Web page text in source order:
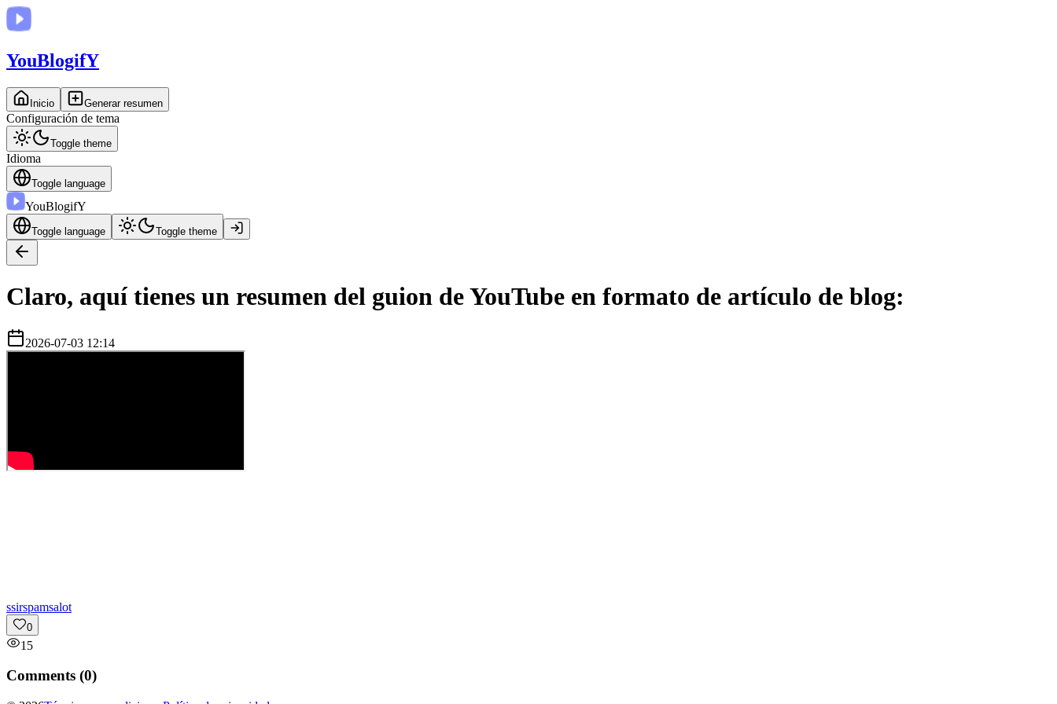
YouBlogifY
Inicio Generar resumen
Configuración de tema
Toggle theme
Idioma
Toggle language
YouBlogifY
Toggle language Toggle theme
Claro, aquí tienes un resumen del guion de YouTube en formato de artículo de blog:
2026-07-03 12:14
ssirspamsalot
0
15
Comments (0)